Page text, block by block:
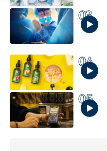
03
04
05